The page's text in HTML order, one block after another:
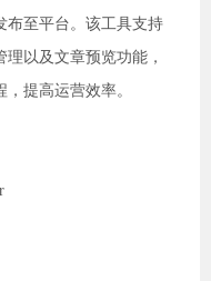
布至平台。该工具支持
以及文章预览功能，
提高运营效率。